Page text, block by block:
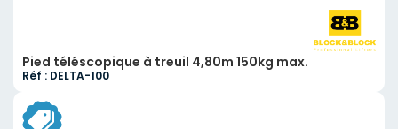
Pied téléscopique à treuil 4,80m 150kg max.
Réf : DELTA-100